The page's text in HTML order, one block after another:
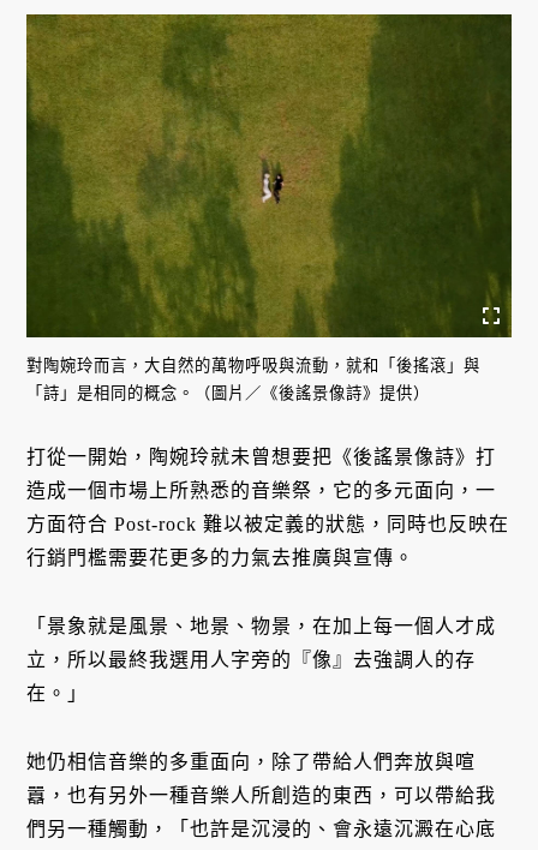
對陶婉玲而言，大自然的萬物呼吸與流動，就和「後搖滾」與
「詩」是相同的概念。（圖片／《後謠景像詩》提供）
打從一開始，陶婉玲就未曾想要把《後謠景像詩》打
造成一個市場上所熟悉的音樂祭，它的多元面向，一
方面符合 Post-rock 難以被定義的狀態，同時也反映在
行銷門檻需要花更多的力氣去推廣與宣傳。
「景象就是風景、地景、物景，在加上每一個人才成
立，所以最終我選用人字旁的『像』去強調人的存
在。」
她仍相信音樂的多重面向，除了帶給人們奔放與喧
囂，也有另外一種音樂人所創造的東西，可以帶給我
們另一種觸動，「也許是沉浸的、會永遠沉澱在心底